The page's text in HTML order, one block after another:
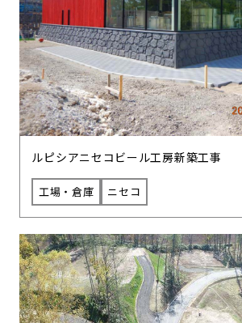
ルピシアニセコビール工房新築工事
工場・倉庫 ニセコ